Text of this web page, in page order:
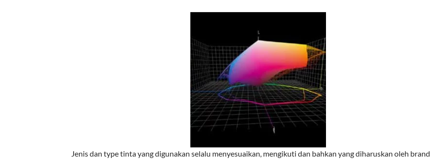
Jenis dan type tinta yang digunakan selalu menyesuaikan, mengikuti dan bahkan yang diharuskan oleh brand